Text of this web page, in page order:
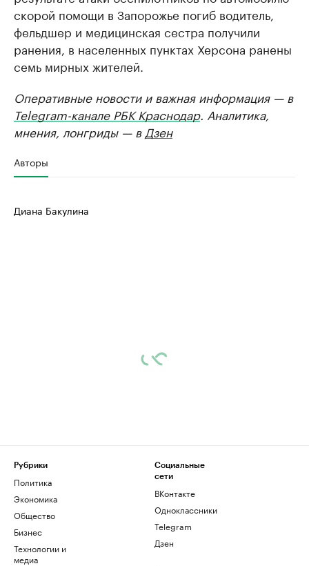
скорой помощи в Запорожье погиб водитель,
фельдшер и медицинская сестра получили
ранения, в населенных пунктах Херсона ранены
семь мирных жителей.
Оперативные новости и важная информация — в
Telegram-канале РБК Краснодар. Аналитика,
мнения, лонгриды — в Дзен
Авторы
Диана Бакулина
Рубрики
Политика
Экономика
Общество
Бизнес
Технологии и
медиа
Социальные
сети
ВКонтакте
Одноклассники
Telegram
Дзен